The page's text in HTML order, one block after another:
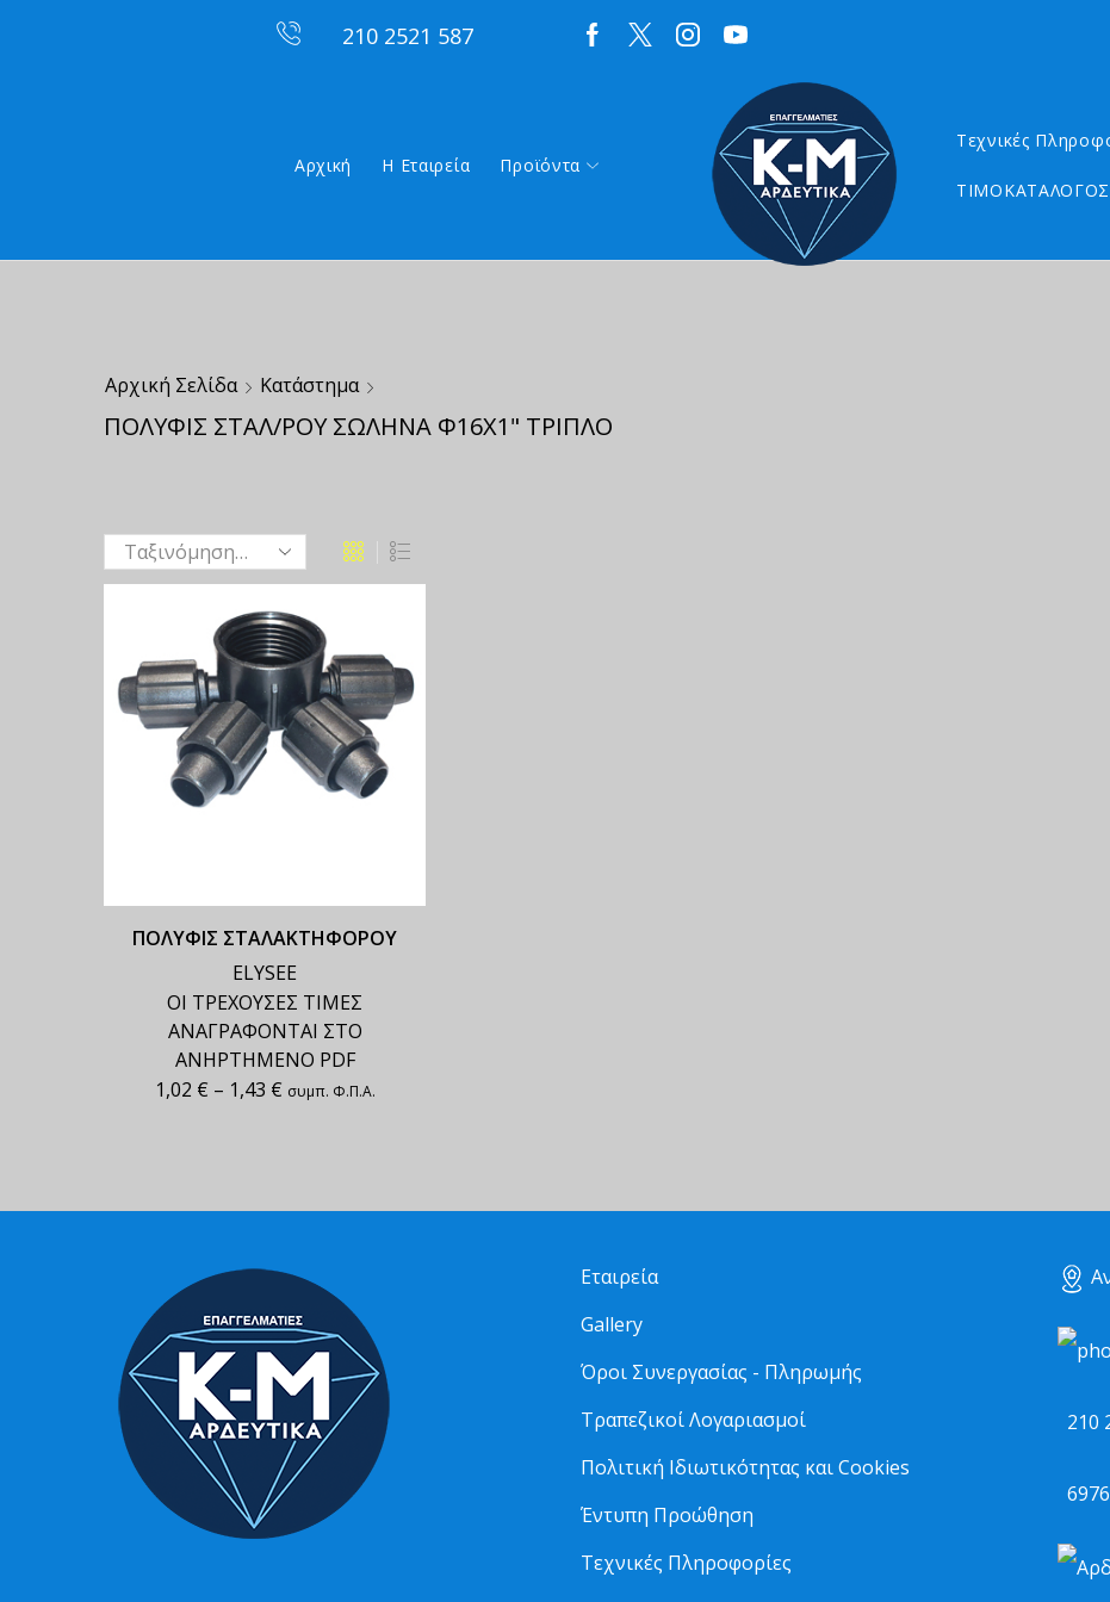
210 2521 587
Αρχική Η Εταιρεία Προϊόντα
Τεχνικές
ΤΙΜΟΚΑΤΑΛΟΓΟΣ
Αρχική Σελίδα Κατάστημα
ΠΟΛΥΦΙΣ ΣΤΑΛ/ΡΟΥ ΣΩΛΗΝΑ Φ16Χ1" ΤΡΙΠΛΟ
ΠΟΛΥΦΙΣ ΣΤΑΛΑΚΤΗΦΟΡΟΥ
ELYSEE
ΟΙ ΤΡΕΧΟΥΣΕΣ ΤΙΜΕΣ
ΑΝΑΓΡΑΦΟΝΤΑΙ ΣΤΟ
ΑΝΗΡΤΗΜΕΝΟ PDF
1,02 € – 1,43 € συμπ. Φ.Π.Α.
Εταιρεία
Gallery
Όροι Συνεργασίας - Πληρωμής
Τραπεζικοί Λογαριασμοί
Πολιτική Ιδιωτικότητας και Cookies
Έντυπη Προώθηση
Τεχνικές Πληροφορίες
210